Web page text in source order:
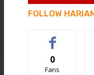
FOLLOW
0
Fans